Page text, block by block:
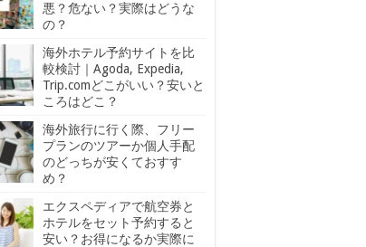
悪？危ない？実際はどうな
の？
海外ホテル予約サイトを比
較検討｜Agoda, Expedia,
Trip.comどこがいい？安いと
ころはどこ？
海外旅行に行く際、フリー
プランのツアーか個人手配
のどっちが安くておすす
め？
エクスペディアで航空券と
ホテルをセット予約すると
安い？お得になるか実際に